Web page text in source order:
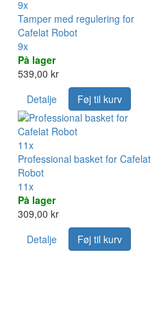
9x
Tamper med regulering for
Cafelat Robot
9x
På lager
539,00 kr
Detalje
Føj til kurv
11x
Professional basket for Cafelat
Robot
11x
På lager
309,00 kr
Detalje
Føj til kurv